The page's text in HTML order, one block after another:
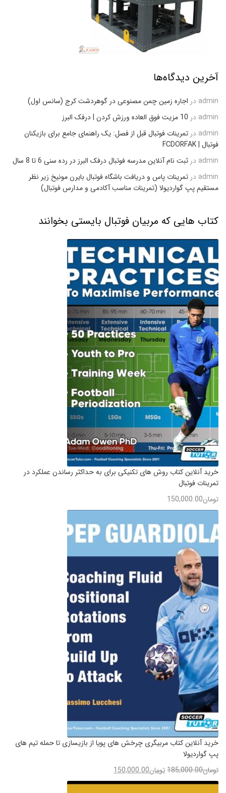
آخرین دیدگاه‌ها
admin در اجاره زمین چمن مصنوعی در گوهردشت کرج (سانس اول)
admin در 10 مزیت فوق العاده ورزش کردن | درفک البرز
admin در تمرینات فوتبال قبل از فصل: یک راهنمای جامع برای بازیکنان
فوتبال | FCDORFAK
admin در ثبت نام آنلاین مدرسه فوتبال درفک البرز در رده سنی 6 تا 8 سال
admin در تمرینات پاس و دریافت باشگاه فوتبال بایرن مونیخ زیر نظر
مستقیم پپ گواردیولا (تمرینات مناسب آکادمی و مدارس فوتبال)
کتاب هایی که مربیان فوتبال بایستی بخوانند
خرید آنلاین کتاب روش های تکنیکی برای به حداکثر رساندن عملکرد در
تمرینات فوتبال
تومان150,000.00
خرید آنلاین کتاب مربیگری چرخش های پویا از بازیسازی تا حمله تیم های
پپ گواردیولا
تومان185,000.00تومان150,000.00